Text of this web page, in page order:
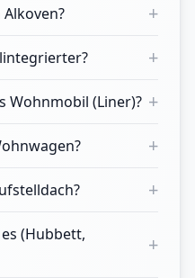
+
+
Wohnmobil (Liner)? +
+
+
(Hubbett,
+